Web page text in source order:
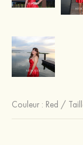
Couleur : Red /